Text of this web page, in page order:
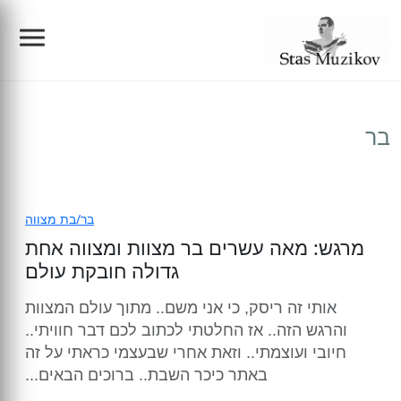
צילום בר מצווה
צילום בת מצווה
צילום החתונה
בוק בר מצווה
בוק בת מצווה
הפקת קליפים לאירועים
צילום מוצרים
סרטי תדמית
צילום אירועי חברה
בלוג
הריון ולידה
ברית מילה ובריתה
בר
בר/בת מצווה
מרגש: מאה עשרים בר מצוות ומצווה אחת
גדולה חובקת עולם
אותי זה ריסק, כי אני משם.. מתוך עולם המצוות
והרגש הזה.. אז החלטתי לכתוב לכם דבר חוויתי..
חיובי ועוצמתי.. וזאת אחרי שבעצמי כראתי על זה
באתר כיכר השבת.. ברוכים הבאים...